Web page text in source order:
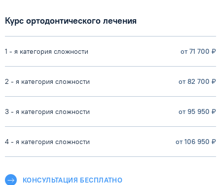
Курс ортодонтического лечения
1 - я категория сложности от 71 700 ₽
2 - я категория сложности от 82 700 ₽
3 - я категория сложности от 95 950 ₽
4 - я категория сложности от 106 950 ₽
КОНСУЛЬТАЦИЯ БЕСПЛАТНО